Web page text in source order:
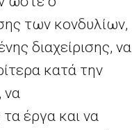
των κονδυλίων,
διαχείρισης, να
κατά την
να
έργα και να